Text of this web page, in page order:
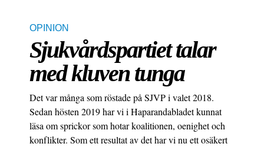
OPINION
Sjukvårdspartiet talar
med kluven tunga
Det var många som röstade på SJVP i valet 2018.
Sedan hösten 2019 har vi i Haparandabladet kunnat
läsa om sprickor som hotar koalitionen, oenighet och
konflikter. Som ett resultat av det har vi nu ett osäkert